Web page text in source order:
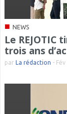
■ NEWS
Le
trois ans
par La rédaction -